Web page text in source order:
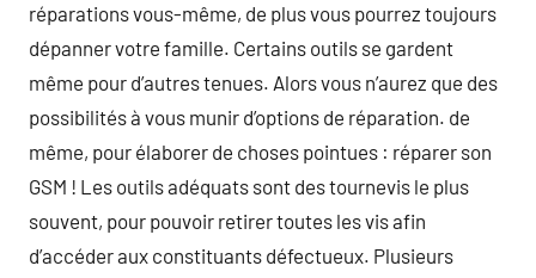
réparations vous-même, de plus vous pourrez toujours
dépanner votre famille. Certains outils se gardent
même pour d’autres tenues. Alors vous n’aurez que des
possibilités à vous munir d’options de réparation. de
même, pour élaborer de choses pointues : réparer son
GSM ! Les outils adéquats sont des tournevis le plus
souvent, pour pouvoir retirer toutes les vis afin
d’accéder aux constituants défectueux. Plusieurs